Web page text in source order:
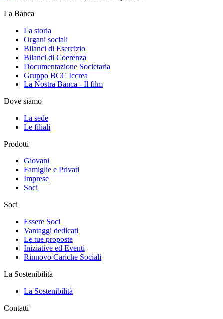
La Banca
La storia
Organi sociali
Bilanci di Esercizio
Bilanci di Coerenza
Documentazione Societaria
Gruppo BCC Iccrea
La Nostra Banca - Il film
Dove siamo
La sede
Le filiali
Prodotti
Giovani
Famiglie e Privati
Imprese
Soci
Soci
Essere Soci
Vantaggi dedicati
Le tue proposte
Iniziative ed Eventi
Rinnovo Cariche Sociali
La Sostenibilità
La Sostenibilità
Contatti